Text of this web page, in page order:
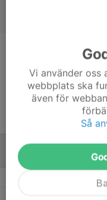
Ålder
ALLA SERIER ALLA
Vi använder
webbplats ska
även för
Så